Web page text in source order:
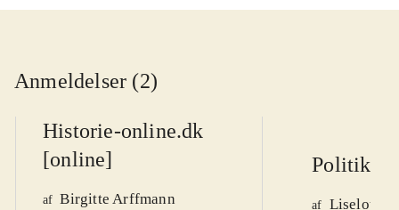
Anmeldelser (2)
Historie-online.dk
[online]
af Birgitte Arffmann
Politiken
af Liselotte